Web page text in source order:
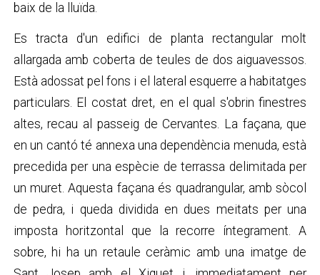
baix de la lluïda.
Es tracta d'un edifici de planta rectangular molt
allargada amb coberta de teules de dos aiguavessos.
Està adossat pel fons i el lateral esquerre a habitatges
particulars. El costat dret, en el qual s'obrin finestres
altes, recau al passeig de Cervantes. La façana, que
en un cantó té annexa una dependència menuda, està
precedida per una espècie de terrassa delimitada per
un muret. Aquesta façana és quadrangular, amb sòcol
de pedra, i queda dividida en dues meitats per una
imposta horitzontal que la recorre íntegrament. A
sobre, hi ha un retaule ceràmic amb una imatge de